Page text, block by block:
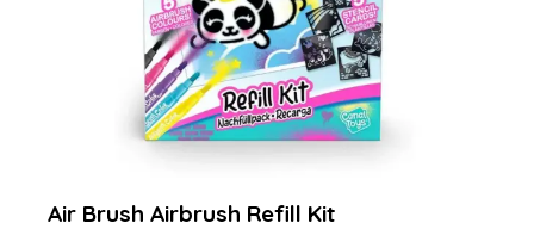
Air Brush Airbrush Refill Kit